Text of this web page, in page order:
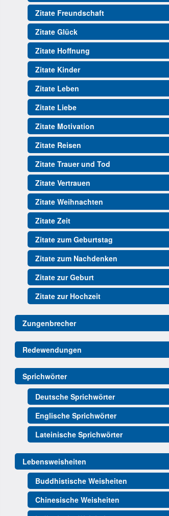
Zitate Freundschaft
Zitate Glück
Zitate Hoffnung
Zitate Kinder
Zitate Leben
Zitate Liebe
Zitate Motivation
Zitate Reisen
Zitate Trauer und Tod
Zitate Vertrauen
Zitate Weihnachten
Zitate Zeit
Zitate zum Geburtstag
Zitate zum Nachdenken
Zitate zur Geburt
Zitate zur Hochzeit
Zungenbrecher
Redewendungen
Sprichwörter
Deutsche Sprichwörter
Englische Sprichwörter
Lateinische Sprichwörter
Lebensweisheiten
Buddhistische Weisheiten
Chinesische Weisheiten